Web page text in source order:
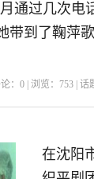
通过几次电
带到了鞠萍
： 0 | 浏览： 753 | 话
在沈阳